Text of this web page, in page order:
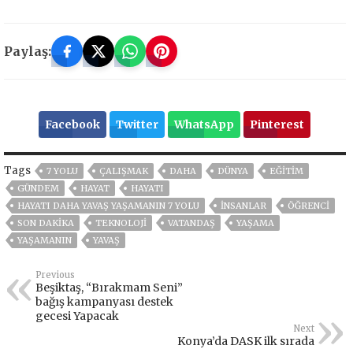
Paylaş:
Facebook Twitter WhatsApp Pinterest
Tags 7 YOLU ÇALIŞMAK DAHA DÜNYA
EĞITIM
GÜNDEM
HAYAT
HAYATI
HAYATI DAHA YAVAŞ YAŞAMANIN 7 YOLU
İNSANLAR
ÖĞRENCI
SON DAKIKA
TEKNOLOJİ VATANDAŞ
YAŞAMA
YAŞAMANIN
YAVAŞ
Previous
Beşiktaş, “Bırakmam Seni”
bağış kampanyası destek
gecesi Yapacak
Next
Konya’da DASK ilk sırada